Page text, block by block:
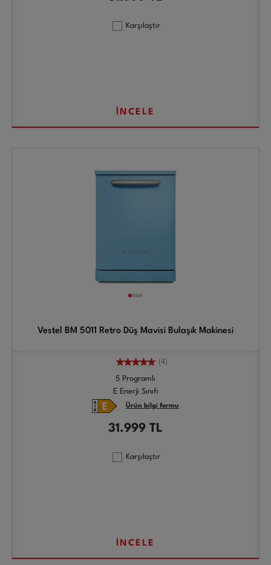
Karşılaştır
İNCELE
Vestel BM 5011 Retro Düş Mavisi Bulaşık Makinesi
(4)
5 Programlı
E Enerji Sınıfı
Ürün bilgi formu
31.999 TL
Karşılaştır
İNCELE